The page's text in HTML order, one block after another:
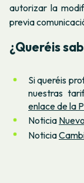
autorizar la
previa
¿Queréis
Si queréis
nuestras
enlace de la
Noticia
Noticia